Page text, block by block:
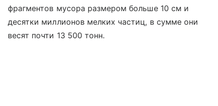
фрагментов мусора размером больше 10 см и
десятки миллионов мелких частиц, в сумме они
весят почти 13 500 тонн.